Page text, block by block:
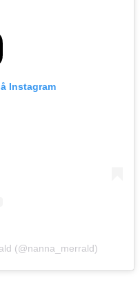
Instagram
(@nanna_merrald)